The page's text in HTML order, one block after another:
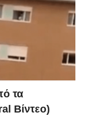
τα
Βίντεο)